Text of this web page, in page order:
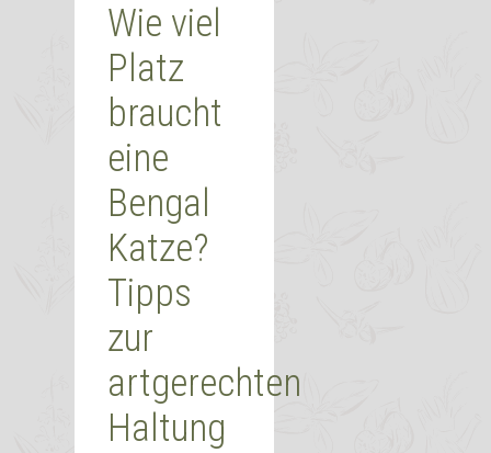
Wie viel
Platz
braucht
eine
Bengal
Katze?
Tipps
zur
artgerechten
Haltung